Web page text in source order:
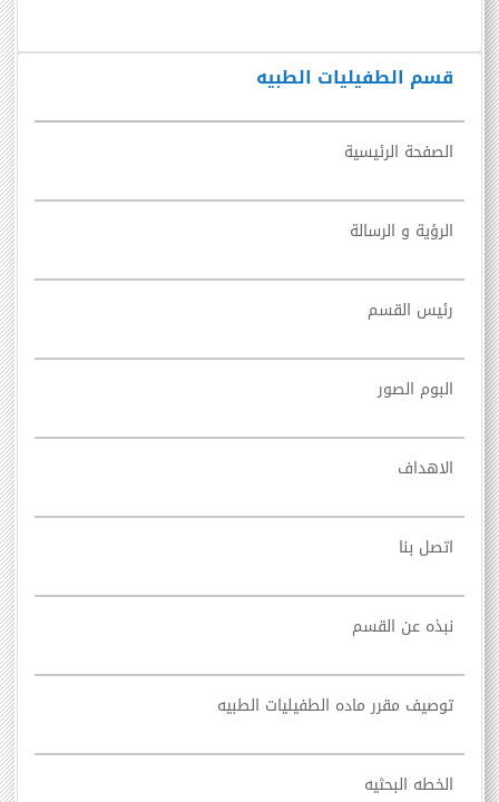
قسم الطفيليات الطبيه
الصفحة الرئيسية
الرؤية و الرسالة
رئيس القسم
البوم الصور
الاهداف
اتصل بنا
نبذه عن القسم
توصيف مقرر ماده الطفيليات الطبيه
الخطه البحثيه